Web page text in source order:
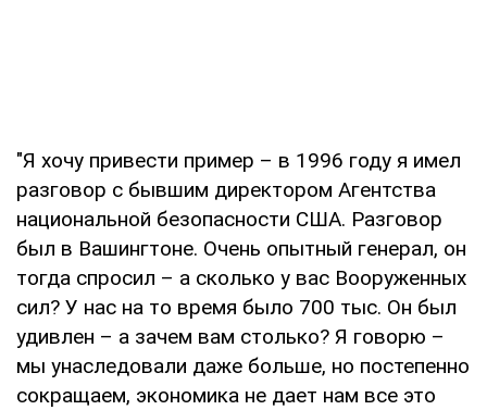
"Я хочу привести пример – в 1996 году я имел
разговор с бывшим директором Агентства
национальной безопасности США. Разговор
был в Вашингтоне. Очень опытный генерал, он
тогда спросил – а сколько у вас Вооруженных
сил? У нас на то время было 700 тыс. Он был
удивлен – а зачем вам столько? Я говорю –
мы унаследовали даже больше, но постепенно
сокращаем, экономика не дает нам все это